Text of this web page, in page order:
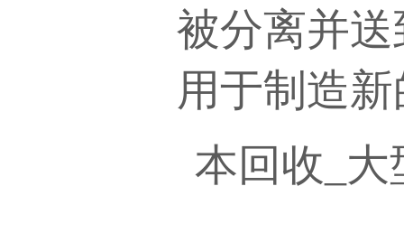
被分离并
用于制造
本回收 _